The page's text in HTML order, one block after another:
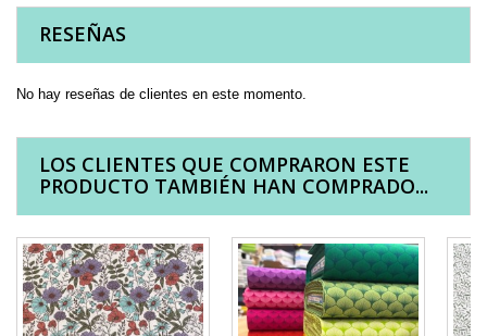
RESEÑAS
No hay reseñas de clientes en este momento.
LOS CLIENTES QUE COMPRARON ESTE
PRODUCTO TAMBIÉN HAN COMPRADO...